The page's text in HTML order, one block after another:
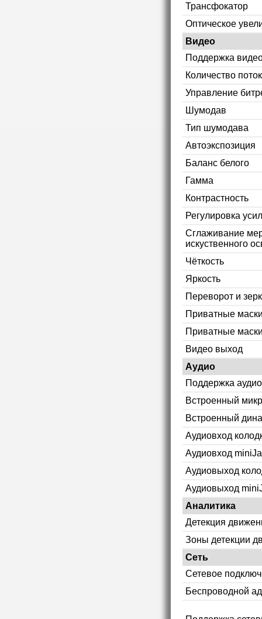
Трансфокатор
Оптическое
Видео
Поддержка
Количество
Управление
Шумодав
Тип шумодава
Автоэкспозиция
Баланс белого
Гамма
Контрастность
Регулировка
Сглаживание
искуственного
Чёткость
Яркость
Переворот и
Приватные
Приватные
Видео выход
Аудио
Поддержка аудио
Встроенный
Встроенный
Аудиовход
Аудиовход
Аудиовыход
Аудиовыход
Аналитика
Детекция
Зоны детекции
Сеть
Сетевое
Беспроводной